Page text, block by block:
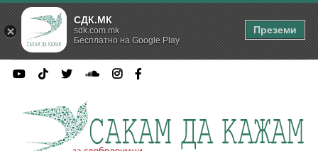
СДК.МК
sdk.com.mk
Бесплатно на Google Play
Преземи